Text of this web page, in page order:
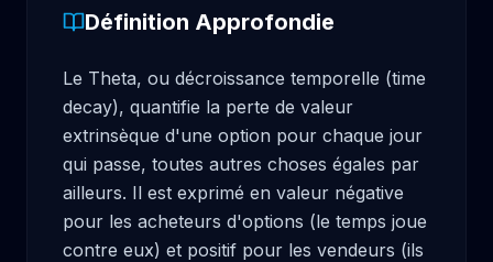
Définition Approfondie
Le Theta, ou décroissance temporelle (time
decay), quantifie la perte de valeur
extrinsèque d'une option pour chaque jour
qui passe, toutes autres choses égales par
ailleurs. Il est exprimé en valeur négative
pour les acheteurs d'options (le temps joue
contre eux) et positif pour les vendeurs (ils